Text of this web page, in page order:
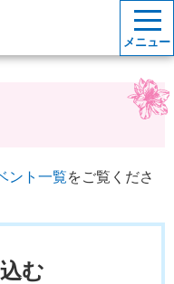
メニュー
ント一覧をご覧くださ
む